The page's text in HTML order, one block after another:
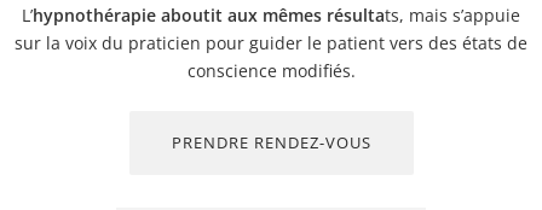
L’hypnothérapie aboutit aux mêmes résultats, mais s’appuie
sur la voix du praticien pour guider le patient vers des états de
conscience modifiés.
PRENDRE RENDEZ-VOUS